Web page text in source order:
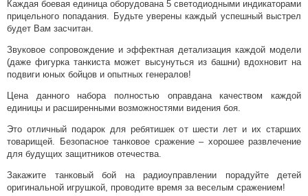
Каждая боевая единица оборудована 5 светодиодными индикаторами
прицельного попадания. Будьте уверены каждый успешный выстрел
будет Вам засчитан.
Звуковое сопровождение и эффектная детализация каждой модели
(даже фигурка танкиста может высунуться из башни) вдохновит на
подвиги юных бойцов и опытных генералов!
Цена данного набора полностью оправдана качеством каждой
единицы и расширенными возможностями видения боя.
Это отличный подарок для ребятишек от шести лет и их старших
товарищей. Безопасное танковое сражение – хорошее развлечение
для будущих защитников отечества.
Закажите танковый бой на радиоуправлении порадуйте детей
оригинальной игрушкой, проводите время за веселым сражением!